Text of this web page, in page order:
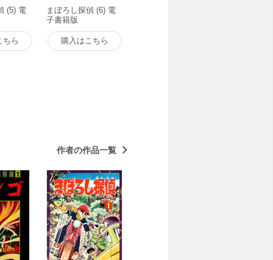
(5) 電
ちら
まぼろし探偵 (6) 電
子書籍版
購入はこちら
作者の作品一覧